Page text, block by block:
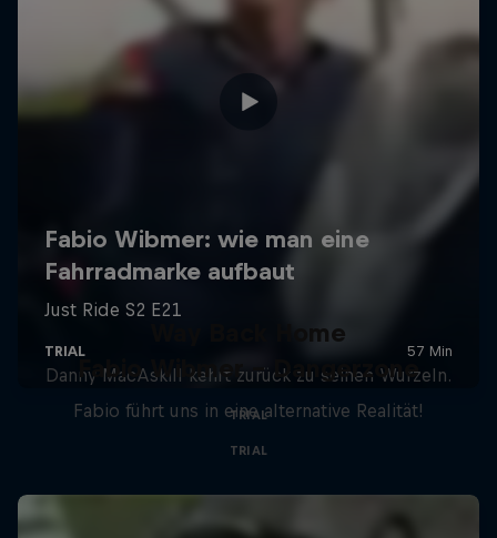
Way Back Home
Danny MacAskill kehrt zurück zu seinen Wurzeln.
TRIAL
Fabio Wibmer - Dangerzone
Fabio führt uns in eine alternative Realität!
TRIAL